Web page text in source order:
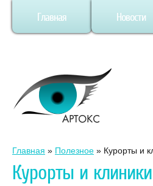
Главная Новости
Главная » Полезное » Курорты и
Курорты и